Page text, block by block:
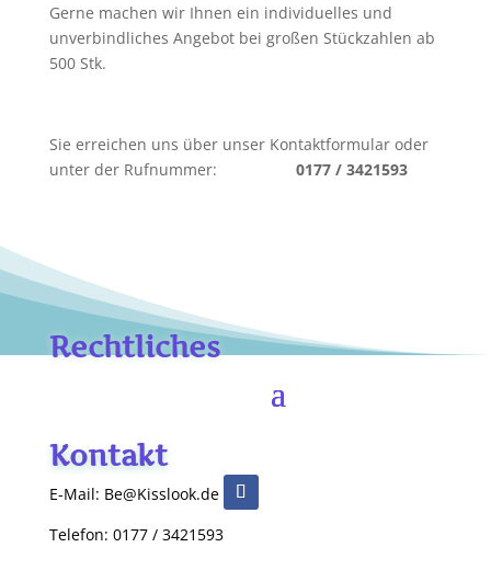
Gerne machen wir Ihnen ein individuelles und
unverbindliches Angebot bei großen Stückzahlen ab
500 Stk.
Sie erreichen uns über unser Kontaktformular oder
unter der Rufnummer: 0177 / 3421593
Rechtliches
Kontakt
E-Mail: Be@Kisslook.de
Telefon: 0177 / 3421593